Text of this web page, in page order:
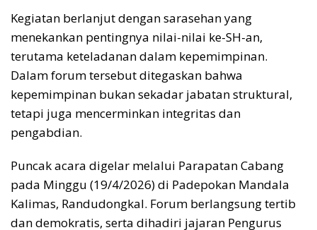
Kegiatan berlanjut dengan sarasehan yang
menekankan pentingnya nilai-nilai ke-SH-an,
terutama keteladanan dalam kepemimpinan.
Dalam forum tersebut ditegaskan bahwa
kepemimpinan bukan sekadar jabatan struktural,
tetapi juga mencerminkan integritas dan
pengabdian.
Puncak acara digelar melalui Parapatan Cabang
pada Minggu (19/4/2026) di Padepokan Mandala
Kalimas, Randudongkal. Forum berlangsung tertib
dan demokratis, serta dihadiri jajaran Pengurus